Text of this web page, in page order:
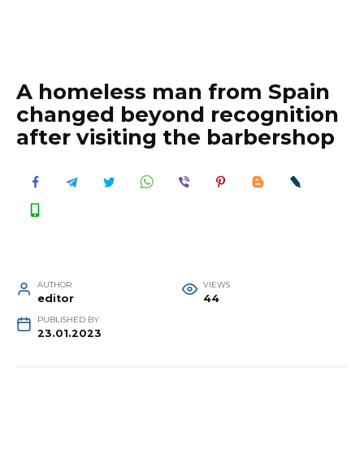
A homeless man from Spain
changed beyond recognition
after visiting the barbershop
AUTHOR
editor
VIEWS
44
PUBLISHED BY
23.01.2023